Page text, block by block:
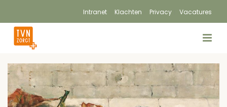
Intranet Klachten Privacy Vacatures